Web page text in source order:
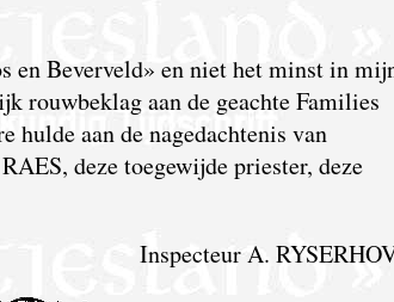
en Beverveld» en niet het minst in
rouwbeklag aan de geachte Families
hulde aan de nagedachtenis van
deze toegewijde priester, deze
Inspecteur A.